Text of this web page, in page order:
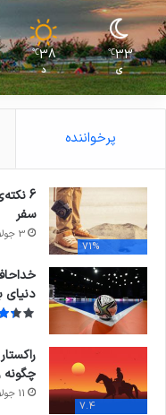
33
℃
ی
38
℃
د
پرخواننده
71%
6
سفر
3 جولای 2021
دنیای
7.4
چگونه
11 جولای 2021